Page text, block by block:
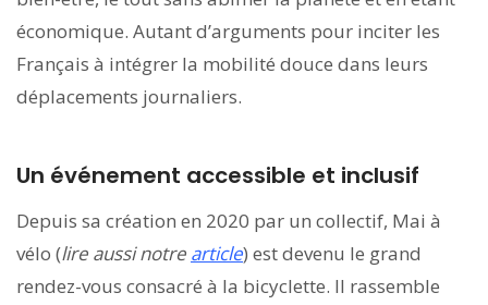
économique. Autant d’arguments pour inciter les
Français à intégrer la mobilité douce dans leurs
déplacements journaliers.
Un événement accessible et inclusif
Depuis sa création en 2020 par un collectif, Mai à
vélo (lire aussi notre article) est devenu le grand
rendez-vous consacré à la bicyclette. Il rassemble